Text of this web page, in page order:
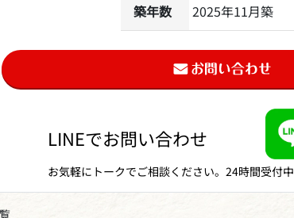
築年数 2025年11月築
LINEでお問い合わせ
お気軽にトークでご相談ください。24時間受付中